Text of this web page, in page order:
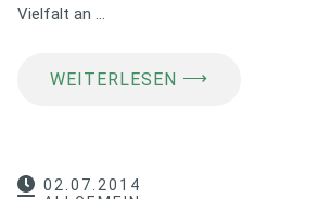
Vielfalt an …
WEITERLESEN ⟶
02.07.2014